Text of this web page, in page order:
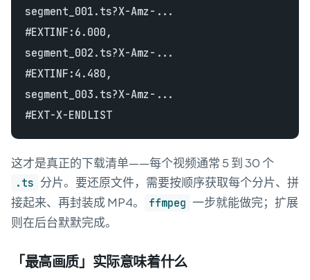
segment_001.ts?X-Amz-...
#EXTINF:6.000,
segment_002.ts?X-Amz-...
#EXTINF:4.480,
segment_003.ts?X-Amz-...
这才是真正的下载清单——每个视频通常 5 到 30 个
.ts 分片。要还原文件，需要按顺序获取每个分片、拼
接起来、再封装成 MP4。
ffmpeg 一步就能做完；扩展
则在后台默默完成。
「最高画质」实际意味着什么